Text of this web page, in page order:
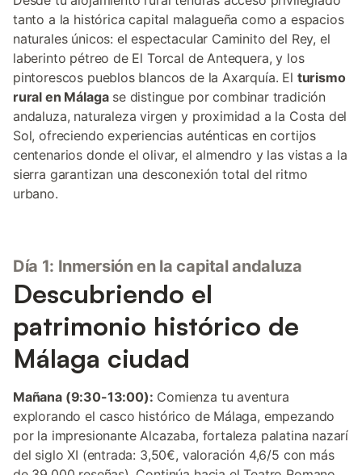
tanto a la histórica capital malagueña como a espacios
naturales únicos: el espectacular Caminito del Rey, el
laberinto pétreo de El Torcal de Antequera, y los
pintorescos pueblos blancos de la Axarquía. El turismo
rural en Málagase distingue por combinar tradición
andaluza, naturaleza virgen y proximidad a la Costa del
Sol, ofreciendo experiencias auténticas en cortijos
centenarios donde el olivar, el almendro y las vistas a la
sierra garantizan una desconexión total del ritmo
urbano.
Día 1: Inmersión en la capital andaluza
Descubriendo el
patrimonio histórico de
Málaga ciudad
Mañana (9:30-13:00): Comienza tu aventura
explorando el casco histórico de Málaga, empezando
por la impresionante Alcazaba, fortaleza palatina nazarí
del siglo XI (entrada: 3,50€, valoración 4,6/5 con más